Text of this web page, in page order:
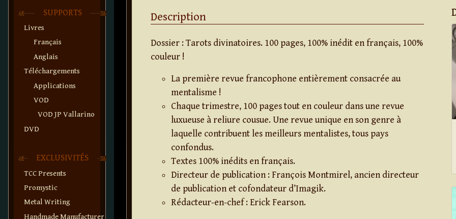
SUPPORTS
Livres
Français
Anglais
Téléchargements
Applications
VOD
VOD JP Vallarino
DVD
EXCLUSIVITÉS
TCC Presents
Promystic
Metal Writing
Handmade Manufacturer
Description
Dossier : Tarots divinatoires. 100 pages, 100% inédit en français, 100%
couleur !
La première revue francophone entièrement consacrée au
mentalisme !
Chaque trimestre, 100 pages tout en couleur dans une revue
luxueuse à reliure cousue. Une revue unique en son genre à
laquelle contribuent les meilleurs mentalistes, tous pays
confondus.
Textes 100% inédits en français.
Directeur de publication : François Montmirel, ancien directeur
de publication et cofondateur d’Imagik.
Rédacteur-en-chef : Erick Fearson.